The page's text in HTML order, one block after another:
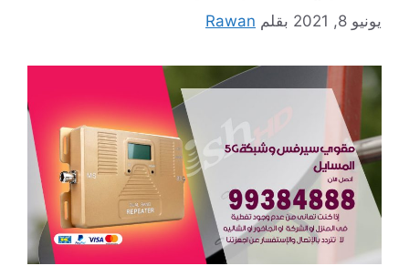
يونيو 8, 2021 بقلم Rawan